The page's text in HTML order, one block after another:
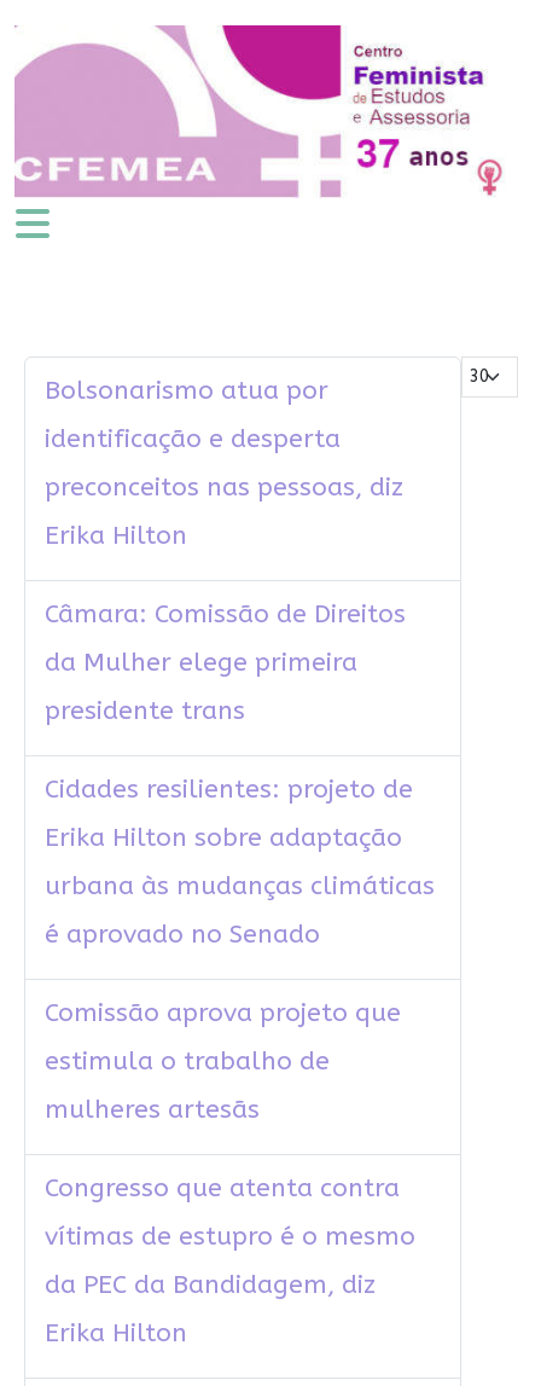
Mostrar #
Bolsonarismo atua por
identificação e desperta
preconceitos nas pessoas, diz
Erika Hilton
Câmara: Comissão de Direitos
da Mulher elege primeira
presidente trans
Cidades resilientes: projeto de
Erika Hilton sobre adaptação
urbana às mudanças climáticas
é aprovado no Senado
Comissão aprova projeto que
estimula o trabalho de
mulheres artesãs
Congresso que atenta contra
vítimas de estupro é o mesmo
da PEC da Bandidagem, diz
Erika Hilton